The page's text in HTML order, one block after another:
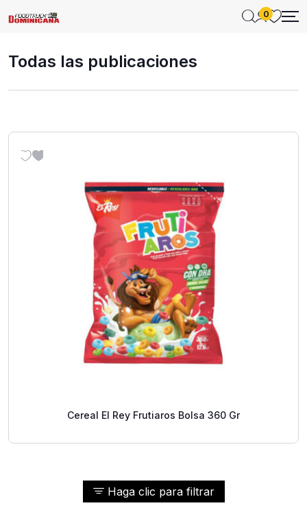
0
Todas las publicaciones
Haga clic para filtrar
Cereal El Rey Frutiaros Bolsa 360 Gr